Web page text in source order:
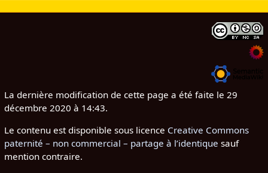
La dernière modification de cette page a été faite le 29
décembre 2020 à 14:43.
Le contenu est disponible sous licence Creative Commons
paternité – non commercial – partage à l’identique sauf
mention contraire.